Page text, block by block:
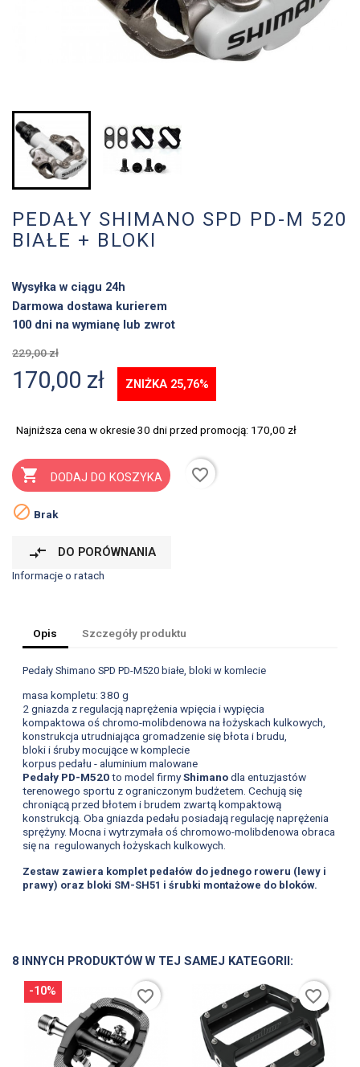
PEDAŁY SHIMANO SPD PD-M 520
BIAŁE + BLOKI
Wysyłka w ciągu 24h
Darmowa dostawa kurierem
100 dni na wymianę lub zwrot
229,00 zł
170,00 zł ZNIŻKA 25,76%
Najniższa cena w okresie 30 dni przed promocją: 170,00 zł
 DODAJ DO KOSZYKA
favorite_border
 Brak
compare_arrows DO PORÓWNANIA
Informacje o ratach
Opis Szczegóły produktu
Pedały Shimano SPD PD-M520 białe, bloki w komlecie
masa kompletu: 380 g
2 gniazda z regulacją naprężenia wpięcia i wypięcia
kompaktowa oś chromo-molibdenowa na łożyskach kulkowych,
konstrukcja utrudniająca gromadzenie się błota i brudu,
bloki i śruby mocujące w komplecie
korpus pedału - aluminium malowane
Pedały PD-M520to model firmyShimanodla entuzjastów
terenowego sportu z ograniczonym budżetem. Cechują się
chroniącą przed błotem i brudem zwartą kompaktową
konstrukcją. Oba gniazda pedału posiadają regulację naprężenia
sprężyny. Mocna i wytrzymała oś chromowo-molibdenowa obraca
się na regulowanych łożyskach kulkowych.
Zestaw zawiera komplet pedałów do jednego roweru (lewy i
prawy) oraz bloki SM-SH51 i śrubki montażowe do bloków.
8 INNYCH PRODUKTÓW W TEJ SAMEJ KATEGORII:
-10% favorite_border favorite_border